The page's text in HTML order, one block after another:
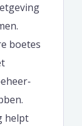
boetes
helpt